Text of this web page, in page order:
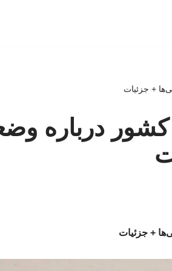
+ جزئیات
کشور درباره
+ جزئیات